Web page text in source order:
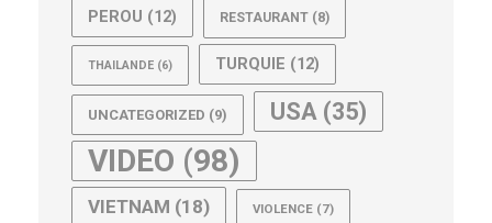
PEROU (12) RESTAURANT (8)
THAILANDE (6) TURQUIE (12)
UNCATEGORIZED (9) USA (35)
VIDEO (98)
VIETNAM (18) VIOLENCE (7)